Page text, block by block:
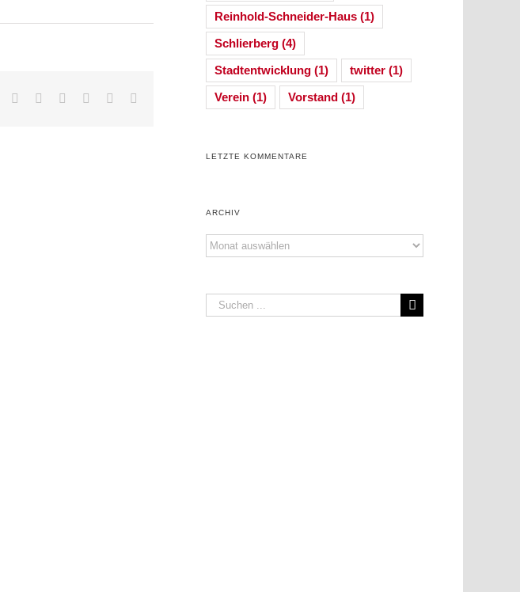
Facebook
TwitterLinkedInWhatsappGoogle+Pinterest
Reinhold-Schneider-Haus (1)
Schlierberg (4)
Stadtentwicklung (1) twitter (1)
Verein (1) Vorstand (1)
LETZTE KOMMENTARE
ARCHIV
Archiv
Suche